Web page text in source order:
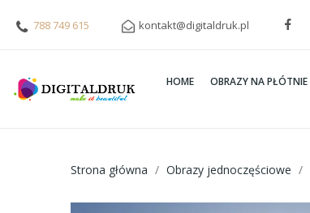
788 749 615 kontakt@digitaldruk.pl
HOME OBRAZY NA PŁÓTNIE
Strona główna Obrazy jednoczęściowe